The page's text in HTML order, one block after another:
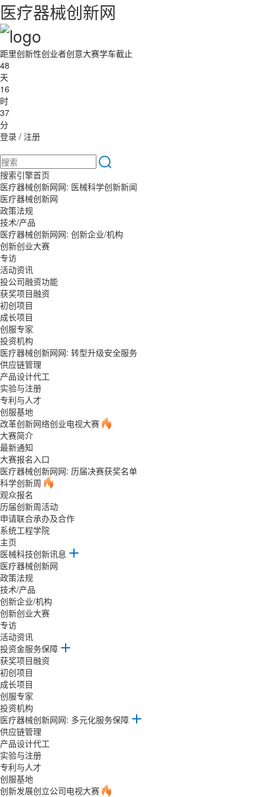
医疗器械创新网
距里创新性创业者创意大赛学车截止
48
天
16
时
37
分
登录 / 注册
搜索引擎首页
医疗器械创新网网: 医械科学创新新闻
医疗器械创新网
政策法规
技术/产品
医疗器械创新网网: 创新企业/机构
创新创业大赛
专访
活动资讯
投公司融资功能
获奖项目融资
初创项目
成长项目
创服专家
投资机构
医疗器械创新网网: 转型升级安全服务
供应链管理
产品设计代工
实验与注册
专利与人才
创服基地
改革创新网络创业电视大赛
大赛简介
最新通知
大赛报名入口
医疗器械创新网网: 历届决赛获奖名单
科学创新周
观众报名
历届创新周活动
申请联合承办及合作
系统工程学院
主页
医械科技创新讯息
医疗器械创新网
政策法规
技术/产品
创新企业/机构
创新创业大赛
专访
活动资讯
投资金服务保障
获奖项目融资
初创项目
成长项目
创服专家
投资机构
医疗器械创新网网: 多元化服务保障
供应链管理
产品设计代工
实验与注册
专利与人才
创服基地
创新发展创立公司电视大赛